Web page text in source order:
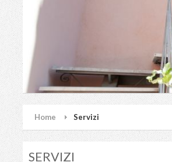
Home Servizi
SERVIZI